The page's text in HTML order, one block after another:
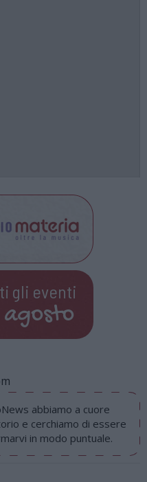
gli eventi
agosto
abbiamo a cuore
e cerchiamo di essere
in modo puntuale.